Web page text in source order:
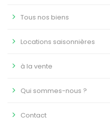
Tous nos biens
Locations saisonnières
à la vente
Qui sommes-nous ?
Contact